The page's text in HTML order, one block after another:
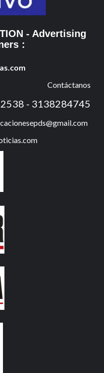
- Advertising
:
Contáctanos
- 3138284745